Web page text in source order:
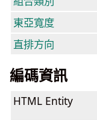
東亞寬度
直排方向
編碼資訊
HTML Entity